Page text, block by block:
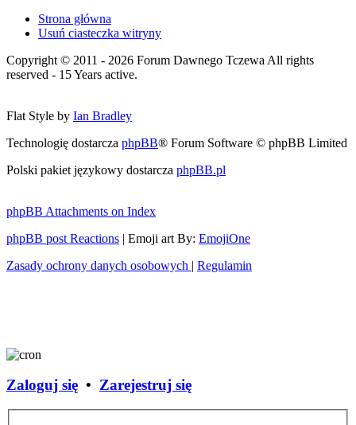
Strona główna
Usuń ciasteczka witryny
Copyright © 2011 - 2026 Forum Dawnego Tczewa All rights
reserved - 15 Years active.
Flat Style by Ian Bradley
Technologię dostarcza phpBB® Forum Software © phpBB Limited
Polski pakiet językowy dostarcza phpBB.pl
phpBB Attachments on Index
phpBB post Reactions | Emoji art By: EmojiOne
Zasady ochrony danych osobowych | Regulamin
Zaloguj się • Zarejestruj się